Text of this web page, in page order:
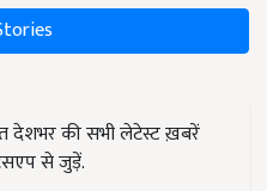
देशभर की सभी लेटेस्ट ख़बरें
से जुड़ें.